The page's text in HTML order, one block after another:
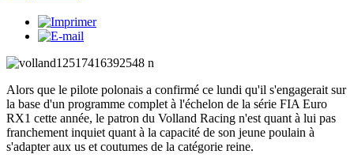
Alors que le pilote polonais a confirmé ce lundi qu'il s'engagerait sur
la base d'un programme complet à l'échelon de la série FIA Euro
RX1 cette année, le patron du Volland Racing n'est quant à lui pas
franchement inquiet quant à la capacité de son jeune poulain à
s'adapter aux us et coutumes de la catégorie reine.